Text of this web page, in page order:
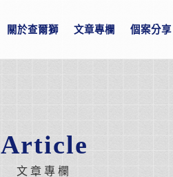
關於查爾獅 文章專欄 個案分享
Article
文章專欄